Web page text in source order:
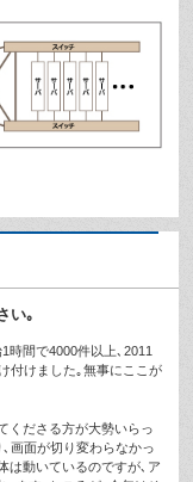
い｡
時間で4000件以上､2011
付けました｡無事にここが
くださる方が大勢いらっ
画面が切り変わらなかっ
は動いているのですが､ア